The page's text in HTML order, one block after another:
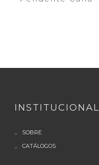
INSTITUCIONAL
SOBRE
CATÁLOGOS